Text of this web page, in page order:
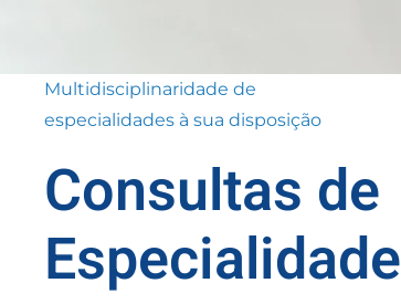
Multidisciplinaridade de
especialidades à sua disposição
Consultas de
Especialidade